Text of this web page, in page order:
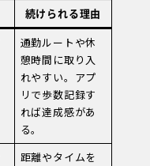
続けられる理由
通勤ルートや休
憩時間に取り入
れやすい。アプ
リで歩数記録す
れば達成感があ
る。
距離やタイムを